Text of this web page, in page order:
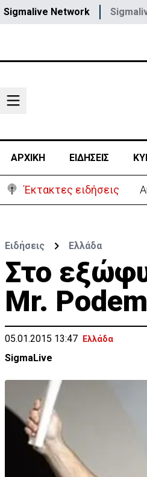
Sigmalive Network
ΑΡΧΙΚΗ ΕΙΔΗΣΕΙΣ
Έκτακτες ειδήσεις
Ειδήσεις Ελλάδα
Στο
Mr.
05.01.2015 13:47 Ελλάδα
SigmaLive